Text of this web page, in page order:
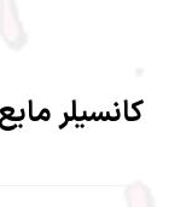
کانسیلر